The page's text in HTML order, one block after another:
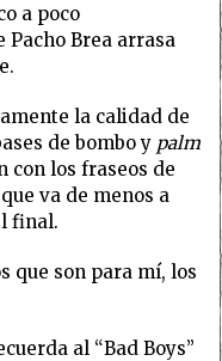
a poco
Brea arrasa
la calidad de
de bombo y palm
con los fraseos de
va de menos a
final.
que son para mí, los
al “Bad Boys”